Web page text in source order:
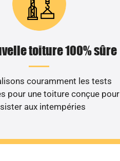
toiture 100% sûre
couramment les tests
pour une toiture conçue pour
aux intempéries